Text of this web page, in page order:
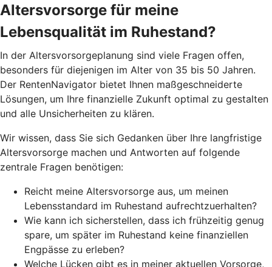
Altersvorsorge für meine
Lebensqualität im Ruhestand?
In der Altersvorsorgeplanung sind viele Fragen offen,
besonders für diejenigen im Alter von 35 bis 50 Jahren.
Der RentenNavigator bietet Ihnen maßgeschneiderte
Lösungen, um Ihre finanzielle Zukunft optimal zu gestalten
und alle Unsicherheiten zu klären.
Wir wissen, dass Sie sich Gedanken über Ihre langfristige
Altersvorsorge machen und Antworten auf folgende
zentrale Fragen benötigen:
Reicht meine Altersvorsorge aus, um meinen
Lebensstandard im Ruhestand aufrechtzuerhalten?
Wie kann ich sicherstellen, dass ich frühzeitig genug
spare, um später im Ruhestand keine finanziellen
Engpässe zu erleben?
Welche Lücken gibt es in meiner aktuellen Vorsorge,